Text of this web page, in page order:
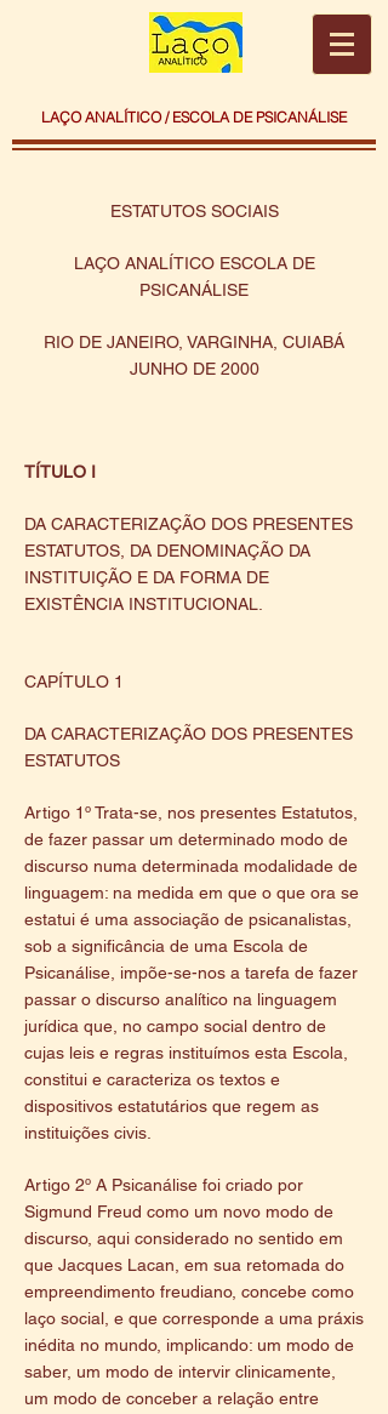
LAÇO ANALÍTICO / ESCOLA DE PSICANÁLISE
ESTATUTOS SOCIAIS
LAÇO ANALÍTICO ESCOLA DE
PSICANÁLISE
RIO DE JANEIRO, VARGINHA, CUIABÁ
JUNHO DE 2000
TÍTULO I
DA CARACTERIZAÇÃO DOS PRESENTES
ESTATUTOS, DA DENOMINAÇÃO DA
INSTITUIÇÃO E DA FORMA DE
EXISTÊNCIA INSTITUCIONAL.
CAPÍTULO 1
DA CARACTERIZAÇÃO DOS PRESENTES
ESTATUTOS
Artigo 1º Trata-se, nos presentes Estatutos,
de fazer passar um determinado modo de
discurso numa determinada modalidade de
linguagem: na medida em que o que ora se
estatui é uma associação de psicanalistas,
sob a significância de uma Escola de
Psicanálise, impõe-se-nos a tarefa de fazer
passar o discurso analítico na linguagem
jurídica que, no campo social dentro de
cujas leis e regras instituímos esta Escola,
constitui e caracteriza os textos e
dispositivos estatutários que regem as
instituições civis.
Artigo 2º A Psicanálise foi criado por
Sigmund Freud como um novo modo de
discurso, aqui considerado no sentido em
que Jacques Lacan, em sua retomada do
empreendimento freudiano, concebe como
laço social, e que corresponde a uma práxis
inédita no mundo, implicando: um modo de
saber, um modo de intervir clinicamente,
um modo de conceber a relação entre